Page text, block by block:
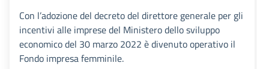
Con l’adozione del decreto del direttore generale per gli
incentivi alle imprese del Ministero dello sviluppo
economico del 30 marzo 2022 è divenuto operativo il
Fondo impresa femminile.